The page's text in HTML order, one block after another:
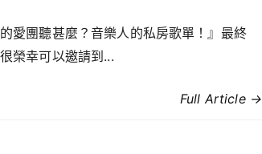
愛團聽甚麼？音樂人的私房歌單！』最終
榮幸可以邀請到...
Full Article →